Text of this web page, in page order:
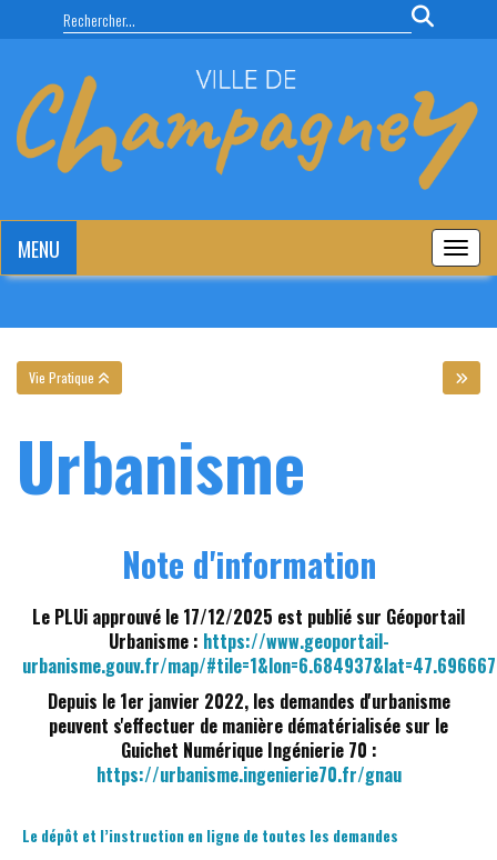
MENU
MENU
Vie Pratique
Urbanisme
Note d'information
Le PLUi approuvé le 17/12/2025 est publié sur Géoportail
Urbanisme : https://www.geoportail-
urbanisme.gouv.fr/map/
Depuis le 1er janvier 2022, les demandes d'urbanisme
peuvent s'effectuer de manière dématérialisée sur le
Guichet Numérique Ingénierie 70 :
https://urbanisme.ingenierie70.fr/gnau
Le dépôt et l’instruction en ligne de toutes les demandes
Panneau de gestion des cookies